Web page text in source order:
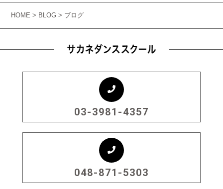
HOME> BLOG > ブログ
03-3981-4357
048-871-5303